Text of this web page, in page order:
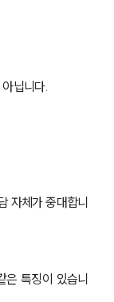
닙니다.
자체가 중대합니
특징이 있습니